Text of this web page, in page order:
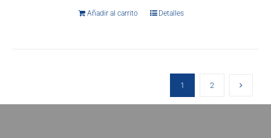
Añadir al carrito Detalles
1 2